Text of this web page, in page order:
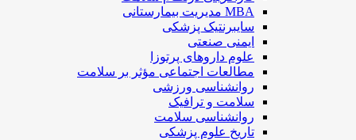
MBA مدیریت بیمارستانی
سایبرنتیک پزشکی
ایمنی صنعتی
علوم داروهای پرتوزا
مطالعات اجتماعی مؤثر بر سلامت
روانشناسی ورزشی
سلامت و ترافیک
روانشناسی سلامت
تاریخ علوم پزشکی